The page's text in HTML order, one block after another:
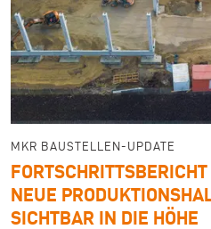
MKR BAUSTELLEN-UPDATE
NEUE
SICHTBAR IN DIE HÖHE